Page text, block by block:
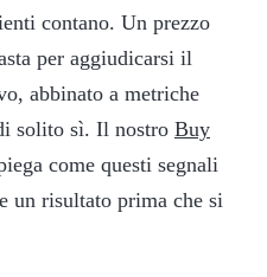
contano. Un prezzo
per aggiudicarsi il
abbinato a metriche
solito sì. Il nostro Buy
come questi segnali
un risultato prima che si